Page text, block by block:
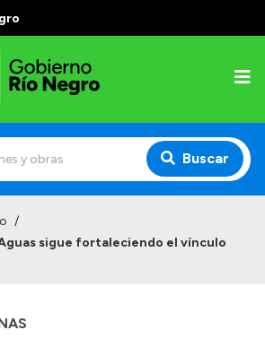
Buscar
/
sigue fortaleciendo el vínculo